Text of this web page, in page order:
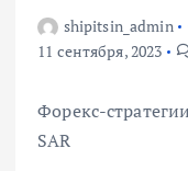
shipitsin_admin
11 сентября, 2023
Форекс-
SAR